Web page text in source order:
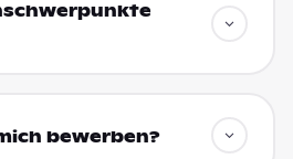
bewerben?